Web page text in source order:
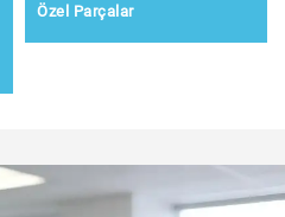
Özel Parçalar